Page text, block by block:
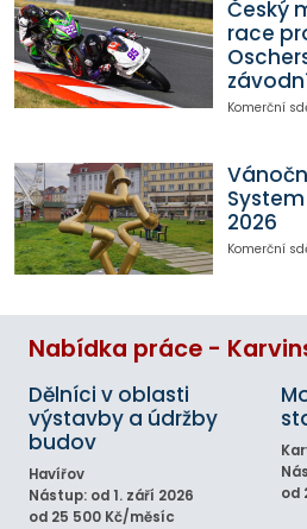
Český
race
Komerční
2026
Komerční
Nabídka práce -
Dělníci v oblasti
výstavby a údržby
budov
Havířov
Nástup: od 1. září 2026
od 25 500 Kč/měsíc
od